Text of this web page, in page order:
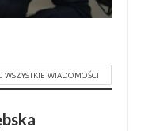
WSZYSTKIE WIADOMOŚCI